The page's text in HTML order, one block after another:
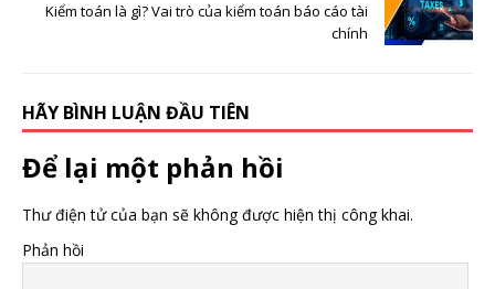
Kiểm toán là gì? Vai trò của kiểm toán báo cáo tài
chính
HÃY BÌNH LUẬN ĐẦU TIÊN
Để lại một phản hồi
Thư điện tử của bạn sẽ không được hiện thị công khai.
Phản hồi